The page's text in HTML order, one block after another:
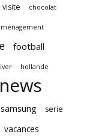
visite chocolat
football
hollande
news
samsung serie
vacances